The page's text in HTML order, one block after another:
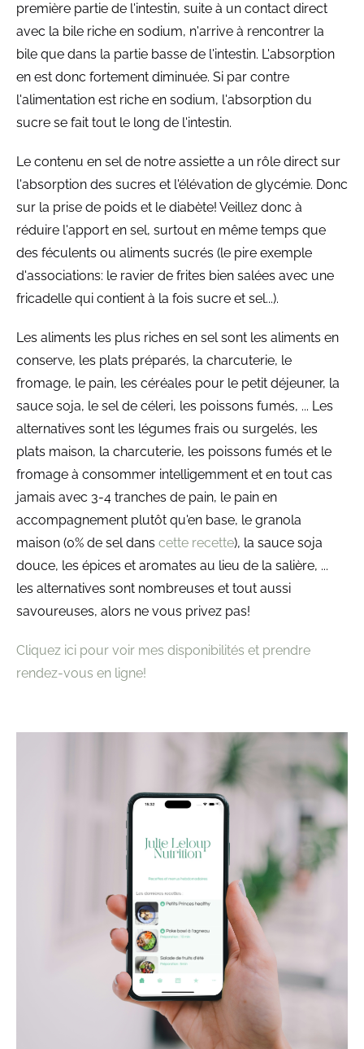
première partie de l'intestin, suite à un contact direct
avec la bile riche en sodium, n'arrive à rencontrer la
bile que dans la partie basse de l'intestin. L'absorption
en est donc fortement diminuée. Si par contre
l'alimentation est riche en sodium, l'absorption du
sucre se fait tout le long de l'intestin.
Le contenu en sel de notre assiette a un rôle direct sur
l'absorption des sucres et l'élévation de glycémie. Donc
sur la prise de poids et le diabète! Veillez donc à
réduire l'apport en sel, surtout en même temps que
des féculents ou aliments sucrés (le pire exemple
d'associations: le ravier de frites bien salées avec une
fricadelle qui contient à la fois sucre et sel...).
Les aliments les plus riches en sel sont les aliments en
conserve, les plats préparés, la charcuterie, le
fromage, le pain, les céréales pour le petit déjeuner, la
sauce soja, le sel de céleri, les poissons fumés, ... Les
alternatives sont les légumes frais ou surgelés, les
plats maison, la charcuterie, les poissons fumés et le
fromage à consommer intelligemment et en tout cas
jamais avec 3-4 tranches de pain, le pain en
accompagnement plutôt qu'en base, le granola
maison (0% de sel dans cette recette), la sauce soja
douce, les épices et aromates au lieu de la salière, ...
les alternatives sont nombreuses et tout aussi
savoureuses, alors ne vous privez pas!
Cliquez ici pour voir mes disponibilités et prendre
rendez-vous en ligne!